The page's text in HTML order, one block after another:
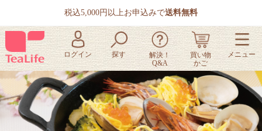
税込5,000円以上お申込みで送料無料